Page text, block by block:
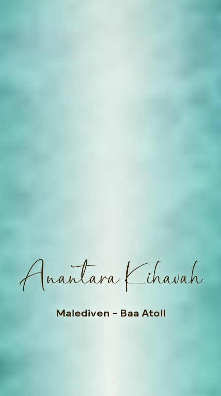
Anantara Kihavah
Malediven – Baa Atoll